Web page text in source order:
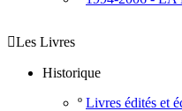
Les Livres
Historique
º Livres édités et